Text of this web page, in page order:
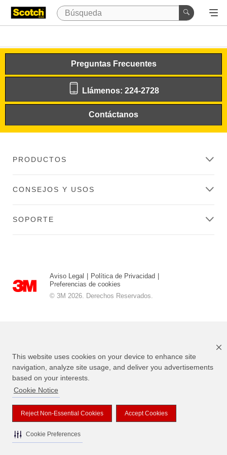
This website uses cookies on your device to enhance site
navigation, analyze site usage, and deliver you advertisements
based on your interests.
Cookie Notice
Reject Non-Essential Cookies Accept Cookies
Cookie Preferences
Preguntas Frecuentes
Llámenos: 224-2728
Contáctanos
PRODUCTOS
CONSEJOS Y USOS
SOPORTE
Aviso Legal | Política de Privacidad |
Preferencias de cookies
© 3M 2026. Derechos Reservados.
3M, Scotch, los Diseños de Magic y el diseño Plaid son marcas